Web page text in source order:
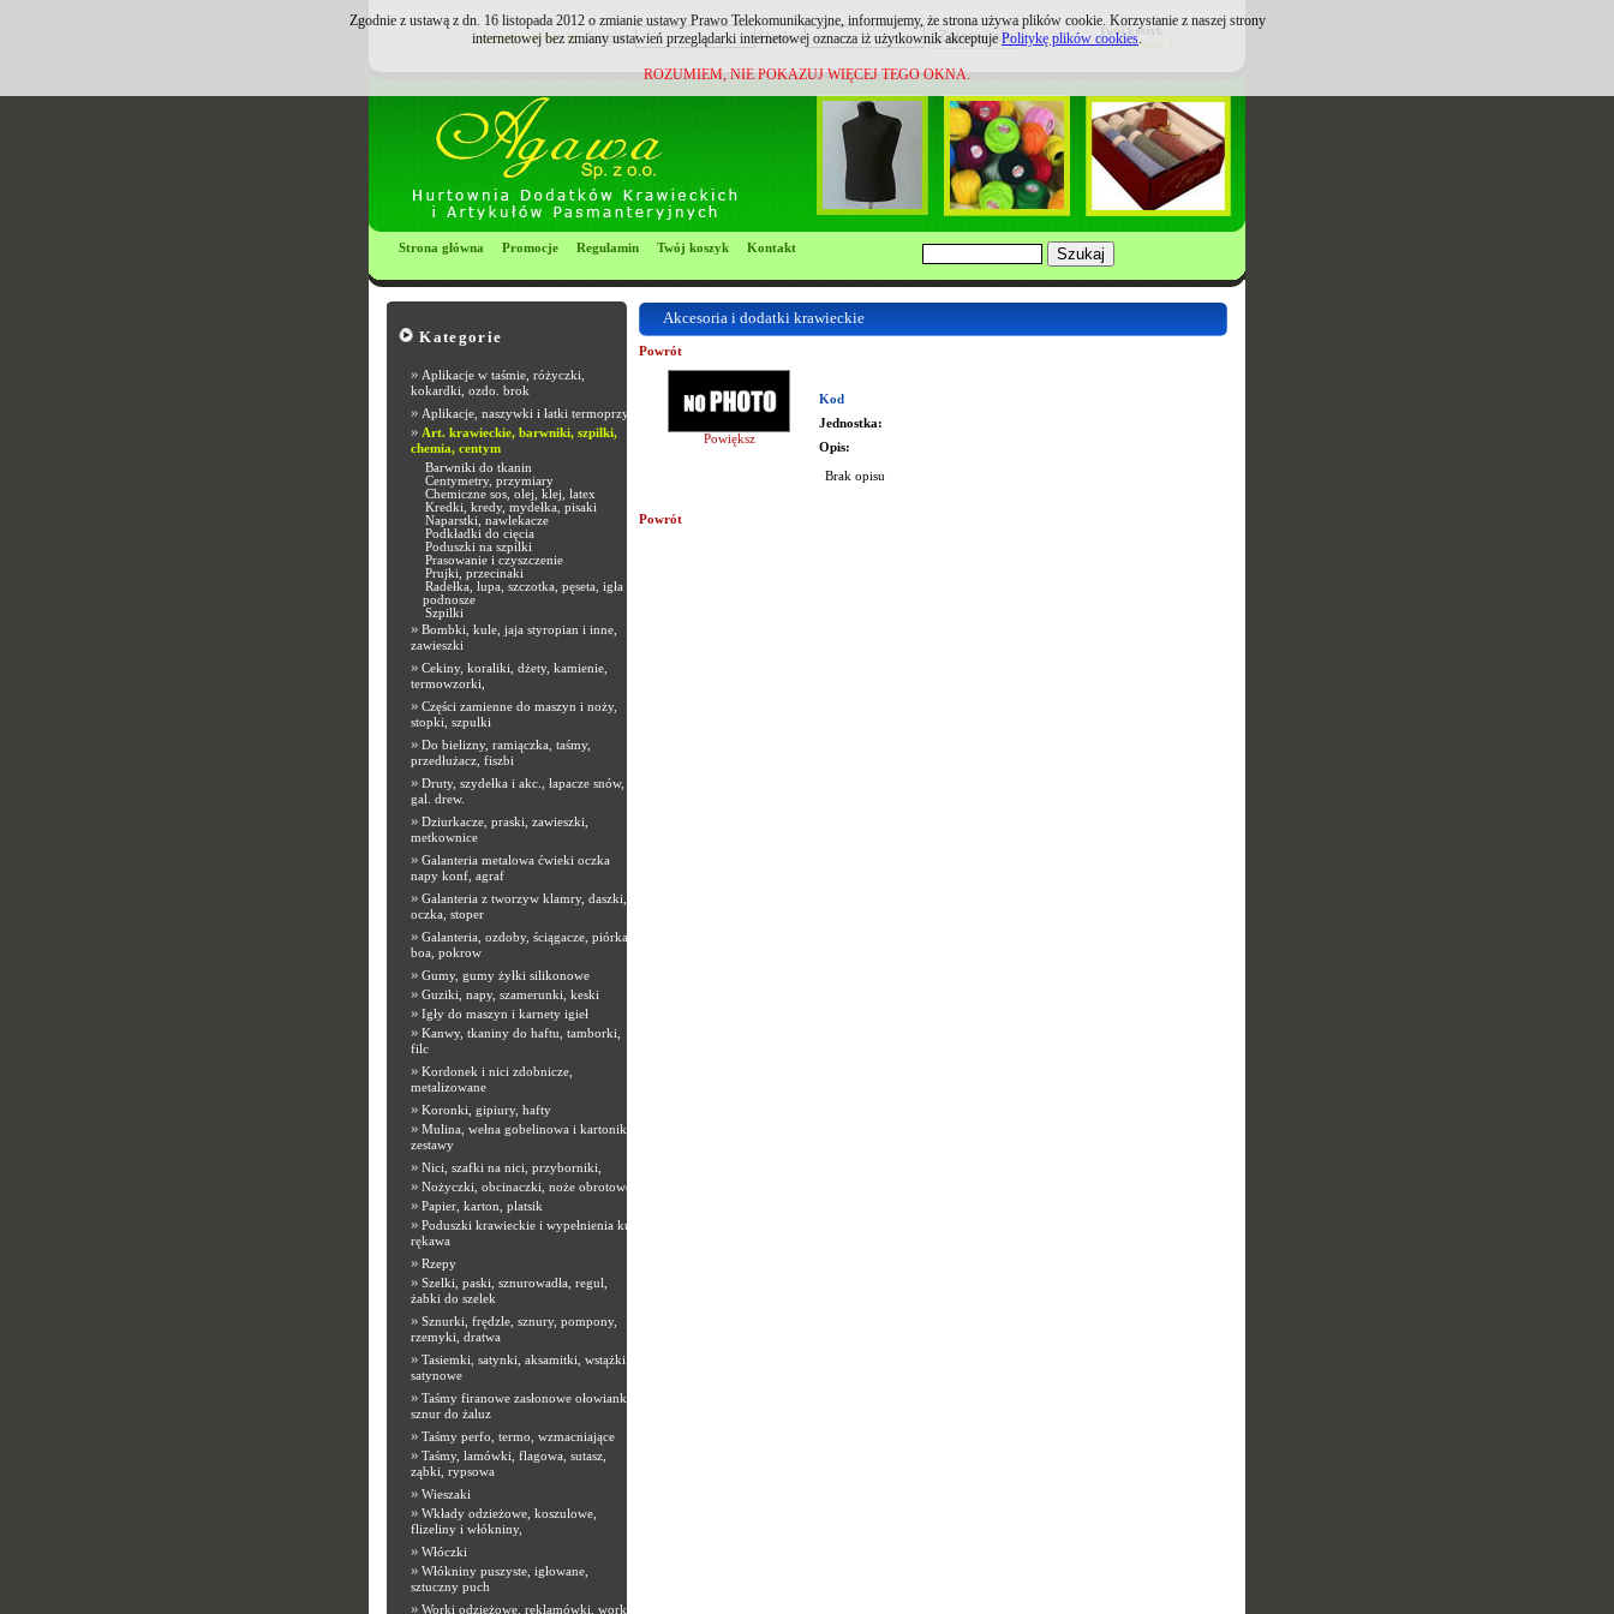
Zarejestruj się Login: Hasło:
Twój koszyk
( 0 produktów )
Strona główna Promocje Regulamin Twój koszyk Kontakt
Kategorie
» Aplikacje w taśmie, różyczki,
kokardki, ozdo. brok
» Aplikacje, naszywki i łatki termoprzyle
» Art. krawieckie, barwniki, szpilki,
chemia, centym
Barwniki do tkanin
Centymetry, przymiary
Chemiczne sos, olej, klej, latex
Kredki, kredy, mydełka, pisaki
Naparstki, nawlekacze
Podkładki do cięcia
Poduszki na szpilki
Prasowanie i czyszczenie
Prujki, przecinaki
Radełka, lupa, szczotka, pęseta, igła do
podnosze
Szpilki
» Bombki, kule, jaja styropian i inne,
zawieszki
» Cekiny, koraliki, dżety, kamienie,
termowzorki,
» Części zamienne do maszyn i noży,
stopki, szpulki
» Do bielizny, ramiączka, taśmy,
przedłużacz, fiszbi
» Druty, szydełka i akc., łapacze snów,
gal. drew.
» Dziurkacze, praski, zawieszki,
metkownice
» Galanteria metalowa ćwieki oczka
napy konf, agraf
» Galanteria z tworzyw klamry, daszki,
oczka, stoper
» Galanteria, ozdoby, ściągacze, piórka,
boa, pokrow
» Gumy, gumy żyłki silikonowe
» Guziki, napy, szamerunki, keski
» Igły do maszyn i karnety igieł
» Kanwy, tkaniny do haftu, tamborki,
filc
» Kordonek i nici zdobnicze,
metalizowane
» Koronki, gipiury, hafty
» Mulina, wełna gobelinowa i kartoniki,
zestawy
» Nici, szafki na nici, przyborniki,
» Nożyczki, obcinaczki, noże obrotowe
» Papier, karton, platsik
» Poduszki krawieckie i wypełnienia kuli
rękawa
» Rzepy
» Szelki, paski, sznurowadła, regul,
żabki do szelek
» Sznurki, frędzle, sznury, pompony,
rzemyki, dratwa
» Tasiemki, satynki, aksamitki, wstążki
satynowe
» Taśmy firanowe zasłonowe ołowianki,
sznur do żaluz
» Taśmy perfo, termo, wzmacniające
» Taśmy, lamówki, flagowa, sutasz,
ząbki, rypsowa
» Wieszaki
» Wkłady odzieżowe, koszulowe,
flizeliny i włókniny,
» Włóczki
» Włókniny puszyste, igłowane,
sztuczny puch
» Worki odzieżowe, reklamówki, worki
Akcesoria i dodatki krawieckie
Powrót
Powiększ
Kod
Jednostka:
Opis:
Brak opisu
Powrót
Zgodnie z ustawą z dn. 16 listopada 2012 o zmianie ustawy Prawo Telekomunikacyjne, informujemy, że strona używa plików cookie. Korzystanie z naszej strony
internetowej bez zmiany ustawień przeglądarki internetowej oznacza iż użytkownik akceptuje Politykę plików cookies.
ROZUMIEM, NIE POKAZUJ WIĘCEJ TEGO OKNA.